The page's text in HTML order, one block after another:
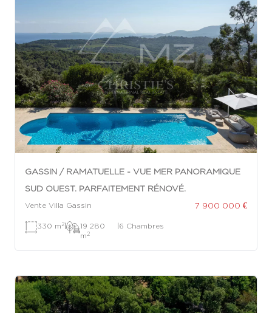
GASSIN / RAMATUELLE - VUE MER PANORAMIQUE
SUD OUEST. PARFAITEMENT RÉNOVÉ.
Vente Villa Gassin 7 900 000 €
330 m 2|
19 280
m 2
|6 Chambres